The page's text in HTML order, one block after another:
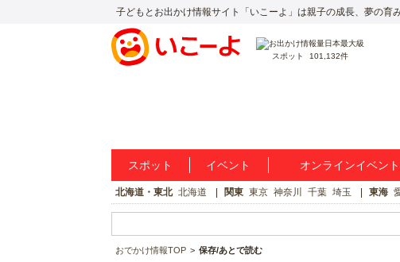
子どもとお出かけ情報サイト「いこーよ」は親子の成長、夢の育
スポット 101,132件
スポット イベント オンラインイベント
北海道・東北 北海道 関東 東京 神奈川 千葉 埼玉 東海
おでかけ情報TOP 保存/あとで読む